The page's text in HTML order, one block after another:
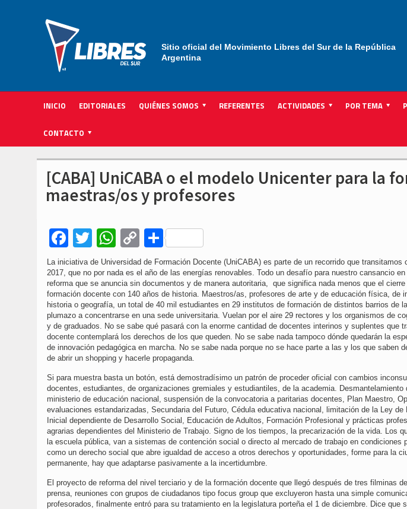
Sitio oficial del Movimiento Libres del Sur de la República
Argentina
INICIO EDITORIALES QUIÉNES SOMOS REFERENTES ACTIVIDADES POR TEMA
CONTACTO
[CABA] UniCABA o el modelo Unicenter para la
maestras/os y profesores
Facebook
TwitterWhatsApp
Copy
Link
Compartir
La iniciativa de Universidad de Formación Docente (UniCABA) es parte de un recorrido que
2017, que no por nada es el año de las energías renovables. Todo un desafío para nuestro cansancio
reforma que se anuncia sin documentos y de manera autoritaria, que significa nada menos que el
formación docente con 140 años de historia. Maestros/as, profesores de arte y de educación física, de
historia o geografía, un total de 40 mil estudiantes en 29 institutos de formación de distintos barrios de
plumazo a concentrarse en una sede universitaria. Vuelan por el aire 29 rectores y los organismos de
y de graduados. No se sabe qué pasará con la enorme cantidad de docentes interinos y suplentes que
docente contemplará los derechos de los que queden. No se sabe nada tampoco dónde quedarán la
de innovación pedagógica en marcha. No se sabe nada porque no se hace parte a las y los que saben
de abrir un shopping y hacerle propaganda.
Si para muestra basta un botón, está demostradísimo un patrón de proceder oficial con cambios
docentes, estudiantes, de organizaciones gremiales y estudiantiles, de la academia. Desmantelamiento
ministerio de educación nacional, suspensión de la convocatoria a paritarias docentes, Plan Maestro,
evaluaciones estandarizadas, Secundaria del Futuro, Cédula educativa nacional, limitación de la Ley
Inicial dependiente de Desarrollo Social, Educación de Adultos, Formación Profesional y prácticas
agrarias dependientes del Ministerio de Trabajo. Signo de los tiempos, la precarización de la vida. Los
la escuela pública, van a sistemas de contención social o directo al mercado de trabajo en condiciones
como un derecho social que abre igualdad de acceso a otros derechos y oportunidades, forme para la
permanente, hay que adaptarse pasivamente a la incertidumbre.
El proyecto de reforma del nivel terciario y de la formación docente que llegó después de tres filminas
prensa, reuniones con grupos de ciudadanos tipo focus group que excluyeron hasta una simple
profesorados, finalmente entró para su tratamiento en la legislatura porteña el 1 de diciembre. Dice que